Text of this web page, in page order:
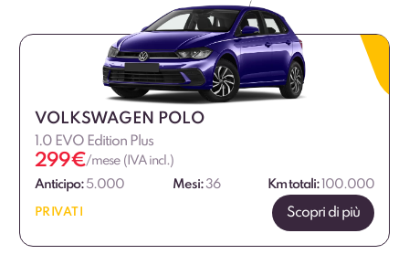
Tipologia veicolo
Marca Professional
Alimentazione
Dimensione
VOLKSWAGEN POLO
1.0 EVO Edition Plus
299€/mese (IVA incl.)
Anticipo:5.000 Mesi:36 Km totali: 100.000
PRIVATI Scopri di più